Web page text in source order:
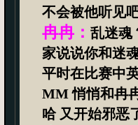
不会被他听见
冉冉：乱迷魂
家说说你和迷
平时在比赛中
MM悄悄和冉
哈 又开始邪恶